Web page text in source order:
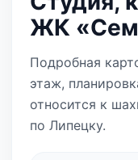
ЖК
Подробная
этаж,
относится к
по Липецку.